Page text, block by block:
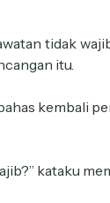
tidak
itu.
kembali
kataku